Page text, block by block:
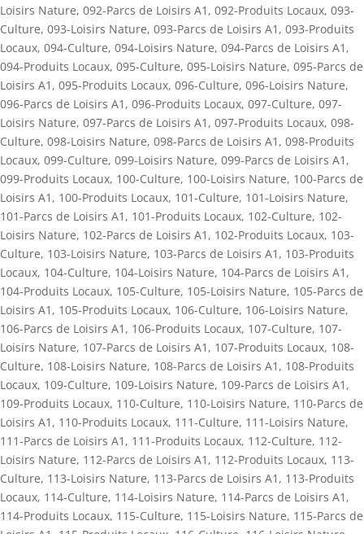
Loisirs Nature, 092-Parcs de Loisirs A1 , 092-Produits Locaux, 093-
Culture, 093-Loisirs Nature, 093-Parcs de Loisirs A1 , 093-Produits
Locaux, 094-Culture, 094-Loisirs Nature, 094-Parcs de Loisirs A1 ,
094-Produits Locaux, 095-Culture, 095-Loisirs Nature, 095-Parcs de
Loisirs A1 , 095-Produits Locaux, 096-Culture, 096-Loisirs Nature,
096-Parcs de Loisirs A1 , 096-Produits Locaux, 097-Culture, 097-
Loisirs Nature, 097-Parcs de Loisirs A1 , 097-Produits Locaux, 098-
Culture, 098-Loisirs Nature, 098-Parcs de Loisirs A1 , 098-Produits
Locaux, 099-Culture, 099-Loisirs Nature, 099-Parcs de Loisirs A1 ,
099-Produits Locaux, 100-Culture, 100-Loisirs Nature, 100-Parcs de
Loisirs A1 , 100-Produits Locaux, 101-Culture, 101-Loisirs Nature,
101-Parcs de Loisirs A1 , 101-Produits Locaux, 102-Culture, 102-
Loisirs Nature, 102-Parcs de Loisirs A1 , 102-Produits Locaux, 103-
Culture, 103-Loisirs Nature, 103-Parcs de Loisirs A1 , 103-Produits
Locaux, 104-Culture, 104-Loisirs Nature, 104-Parcs de Loisirs A1 ,
104-Produits Locaux, 105-Culture, 105-Loisirs Nature, 105-Parcs de
Loisirs A1 , 105-Produits Locaux, 106-Culture, 106-Loisirs Nature,
106-Parcs de Loisirs A1 , 106-Produits Locaux, 107-Culture, 107-
Loisirs Nature, 107-Parcs de Loisirs A1 , 107-Produits Locaux, 108-
Culture, 108-Loisirs Nature, 108-Parcs de Loisirs A1 , 108-Produits
Locaux, 109-Culture, 109-Loisirs Nature, 109-Parcs de Loisirs A1 ,
109-Produits Locaux, 110-Culture, 110-Loisirs Nature, 110-Parcs de
Loisirs A1 , 110-Produits Locaux, 111-Culture, 111-Loisirs Nature,
111-Parcs de Loisirs A1 , 111-Produits Locaux, 112-Culture, 112-
Loisirs Nature, 112-Parcs de Loisirs A1 , 112-Produits Locaux, 113-
Culture, 113-Loisirs Nature, 113-Parcs de Loisirs A1 , 113-Produits
Locaux, 114-Culture, 114-Loisirs Nature, 114-Parcs de Loisirs A1 ,
114-Produits Locaux, 115-Culture, 115-Loisirs Nature, 115-Parcs de